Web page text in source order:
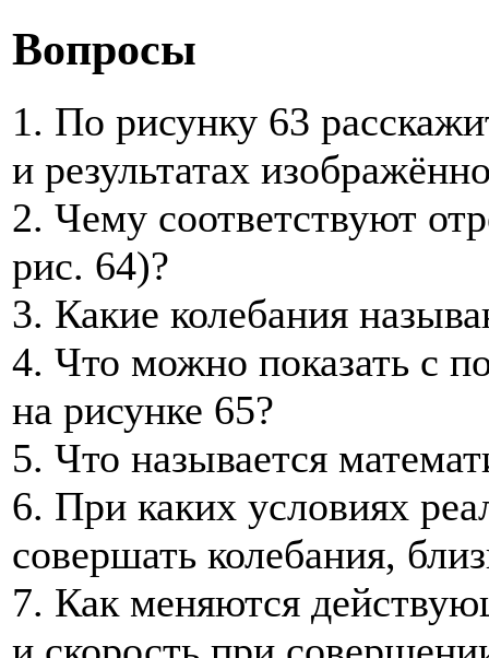
Вопросы
1. По рисунку 63
и результатах
2. Чему соответствуют
рис. 64)?
3. Какие колебания
4. Что можно показать с
на рисунке 65?
5. Что называется
6. При каких условиях
совершать колебания,
7. Как меняются